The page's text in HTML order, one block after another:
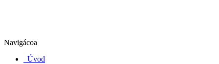
Navigácoa
Úvod